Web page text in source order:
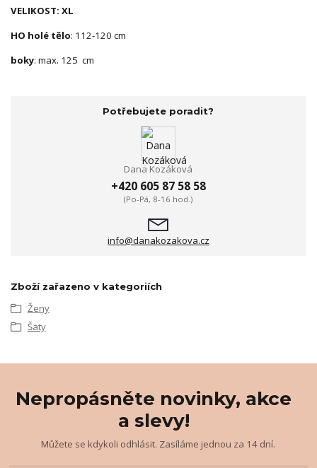
VELIKOST: XL
HO holé tělo: 112-120 cm
boky: max. 125 cm
Potřebujete poradit?
Dana Kozáková
+420 605 87 58 58
(Po-Pá, 8-16 hod.)
info@danakozakova.cz
Zboží zařazeno v kategoriích
Ženy
Šaty
Nepropásněte novinky, akce
a slevy!
Můžete se kdykoli odhlásit. Zasíláme jednou za 14 dní.